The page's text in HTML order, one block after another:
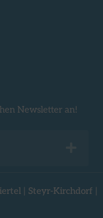
Newsletter an!
Steyr-Kirchdorf